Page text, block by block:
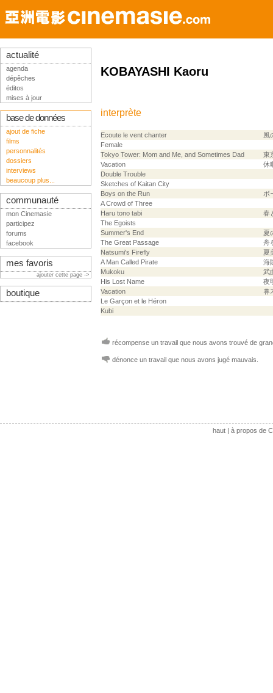
KOBAYASHI Kaoru
interprète
Ecoute le vent chanter
風
Female
Tokyo Tower: Mom and Me, and Sometimes Dad
東
Vacation
休
Double Trouble
Sketches of Kaitan City
Boys on the Run
ボ
A Crowd of Three
Haru tono tabi
春
The Egoists
Summer's End
夏
The Great Passage
舟
Natsumi's Firefly
夏
A Man Called Pirate
海
Mukoku
武
His Lost Name
夜
Vacation
휴
Le Garçon et le Héron
Kubi
récompense un travail que nous avons trouvé de
dénonce un travail que nous avons jugé mauvais.
actualité
agenda
dépêches
éditos
mises à jour
base de données
ajout de fiche
films
personnalités
dossiers
interviews
beaucoup plus...
communauté
mon Cinemasie
participez
forums
facebook
mes favoris
ajouter cette page ->
boutique
haut| à propos de